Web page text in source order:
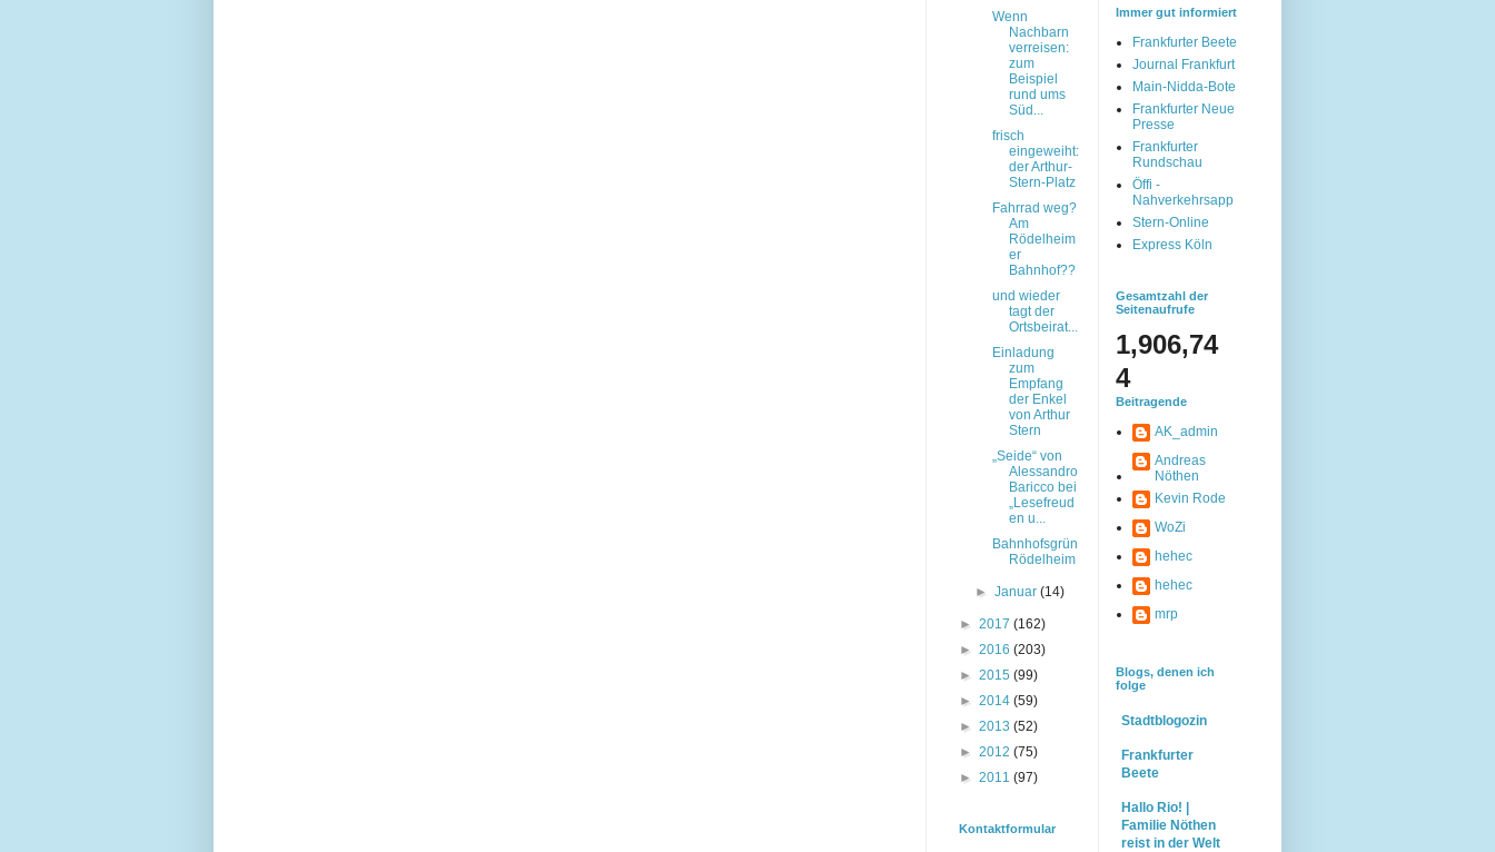
Wenn
Nachbarn
verreisen:
zum
Beispiel
rund ums
Süd...
frisch
eingeweiht:
der Arthur-
Stern-Platz
Fahrrad weg?
Am
Rödelheim
er
Bahnhof??
und wieder
tagt der
Ortsbeirat...
Einladung
zum
Empfang
der Enkel
von Arthur
Stern
„Seide“ von
Alessandro
Baricco bei
„Lesefreud
en u...
Bahnhofsgrün
Rödelheim
►Januar(14)
► 2017 (162)
► 2016 (203)
► 2015 (99)
► 2014 (59)
► 2013 (52)
► 2012 (75)
► 2011 (97)
Kontaktformular
Immer gut informiert
Frankfurter Beete
Journal Frankfurt
Main-Nidda-Bote
Frankfurter Neue
Presse
Frankfurter
Rundschau
Öffi -
Nahverkehrsapp
Stern-Online
Express Köln
Gesamtzahl der
Seitenaufrufe
1,906,74
4
Beitragende
AK_admin
Andreas
Nöthen
Kevin Rode
WoZi
hehec
hehec
mrp
Blogs, denen ich
folge
Stadtblogozin
Frankfurter
Beete
Hallo Rio! |
Familie Nöthen
reist in der Welt